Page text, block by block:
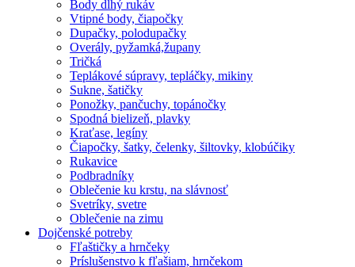
Body dlhý rukáv
Vtipné body, čiapočky
Dupačky, polodupačky
Overály, pyžamká,župany
Tričká
Teplákové súpravy, tepláčky, mikiny
Sukne, šatičky
Ponožky, pančuchy, topánočky
Spodná bielizeň, plavky
Kraťase, legíny
Čiapočky, šatky, čelenky, šiltovky, klobúčiky
Rukavice
Podbradníky
Oblečenie ku krstu, na slávnosť
Svetríky, svetre
Oblečenie na zimu
Dojčenské potreby
Fľaštičky a hrnčeky
Príslušenstvo k fľašiam, hrnčekom